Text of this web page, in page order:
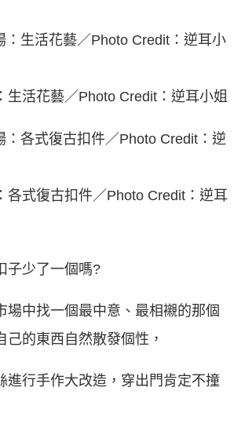
生活花藝／Photo Credit：逆耳小姐
各式復古扣件／Photo Credit：逆耳
子少了一個嗎?
場中找一個最中意、最相襯的那個
己的東西自然散發個性，
進行手作大改造，穿出門肯定不撞